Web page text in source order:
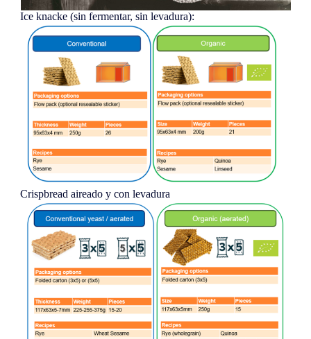
Ice knacke (sin fermentar, sin levadura):
Crispbread aireado y con levadura